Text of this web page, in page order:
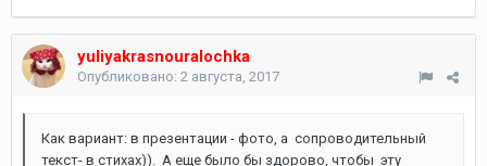
yuliyakrasnouralochka
Опубликовано: 2 августа, 2017
Как вариант: в презентации - фото, а сопроводительный
текст- в стихах)). А еще было бы здорово, чтобы эту